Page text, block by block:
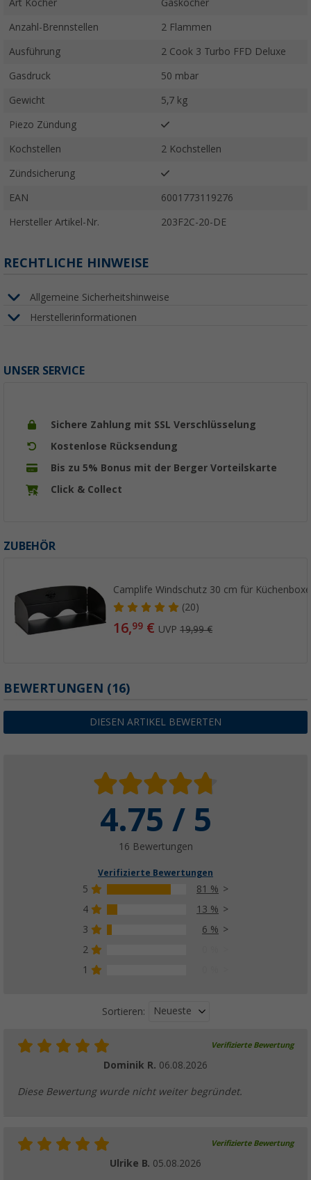
Art Kocher Gaskocher
Anzahl-Brennstellen 2 Flammen
Ausführung 2 Cook 3 Turbo FFD Deluxe
Gasdruck 50 mbar
Gewicht 5,7 kg
Piezo Zündung
Kochstellen 2 Kochstellen
Zündsicherung
EAN 6001773119276
Hersteller Artikel-Nr. 203F2C-20-DE
RECHTLICHE HINWEISE
Allgemeine Sicherheitshinweise
Herstellerinformationen
UNSER SERVICE
Sichere Zahlung mit SSL Verschlüsselung
Kostenlose Rücksendung
Bis zu 5% Bonus mit der Berger Vorteilskarte
Click & Collect
ZUBEHÖR
Camplife Windschutz 30 cm für
(20)
16,99 € UVP19,99 €
BEWERTUNGEN (16)
DIESEN ARTIKEL BEWERTEN
4.75 / 5
16 Bewertungen
Verifizierte Bewertungen
5
81 %
4
13 %
3
6 %
2
1
Sortieren: Neueste
Verifizierte Bewertung
Dominik R. 06.08.2026
Diese Bewertung wurde nicht weiter begründet.
Verifizierte Bewertung
Ulrike B. 05.08.2026